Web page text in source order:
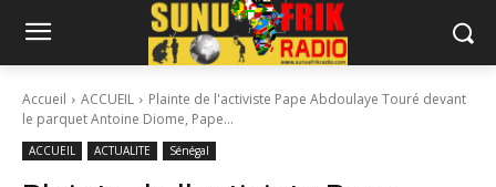
Accueil ACCUEIL
Plainte de l'activiste Pape Abdoulaye Touré devant
le parquet Antoine Diome, Pape...
ACCUEIL ACTUALITE Sénégal